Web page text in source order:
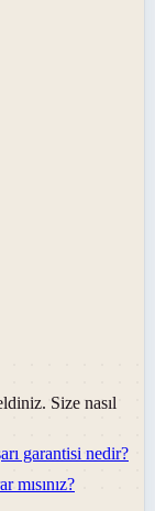
Size nasıl
garantisi nedir?
mısınız?